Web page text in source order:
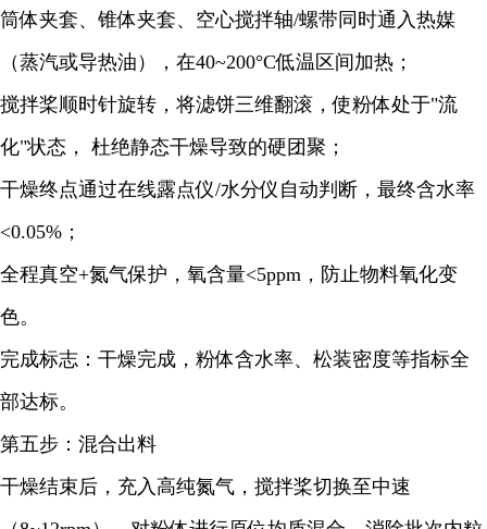
筒体夹套、锥体夹套、空心搅拌轴/螺带同时通入热媒
（蒸汽或导热油），在40~200°C低温区间加热；
搅拌桨顺时针旋转，将滤饼三维翻滚，使粉体处于"流
化"状态， 杜绝静态干燥导致的硬团聚；
干燥终点通过在线露点仪/水分仪自动判断，最终含水率
<0.05%；
全程真空+氮气保护，氧含量<5ppm，防止物料氧化变
色。
完成标志：干燥完成，粉体含水率、松装密度等指标全
部达标。
第五步：混合出料
干燥结束后，充入高纯氮气，搅拌桨切换至中速